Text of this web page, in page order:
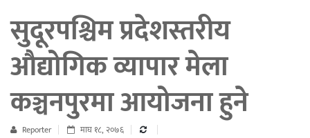
सुदूरपश्चिम प्रदेशस्तरीय
औद्योगिक व्यापार मेला
कञ्चनपुरमा आयोजना हुने
Reporter माघ १८, २०७६